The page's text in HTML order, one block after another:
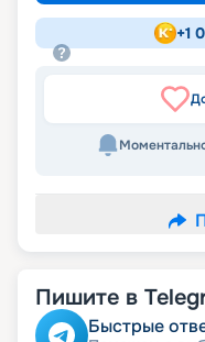
+1
Пишите в
Быстрые